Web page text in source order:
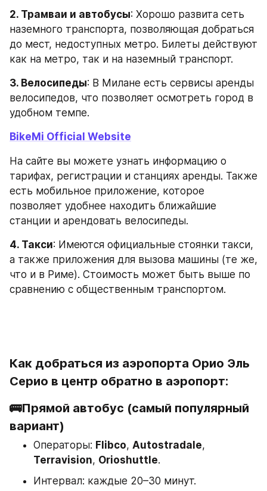
2. Трамваи и автобусы: Хорошо развита сеть
наземного транспорта, позволяющая добраться
до мест, недоступных метро. Билеты действуют
как на метро, так и на наземный транспорт.
3. Велосипеды: В Милане есть сервисы аренды
велосипедов, что позволяет осмотреть город в
удобном темпе.
BikeMi Official Website
На сайте вы можете узнать информацию о
тарифах, регистрации и станциях аренды. Также
есть мобильное приложение, которое
позволяет удобнее находить ближайшие
станции и арендовать велосипеды.
4. Такси: Имеются официальные стоянки такси,
а также приложения для вызова машины (те же,
что и в Риме). Стоимость может быть выше по
сравнению с общественным транспортом.
Как добраться из аэропорта Орио Эль
Серио в центр обратно в аэропорт:
🚌Прямой автобус (самый популярный
вариант)
Операторы: Flibco, Autostradale
Terravision, Orioshuttle.
Интервал: каждые 20–30 минут.